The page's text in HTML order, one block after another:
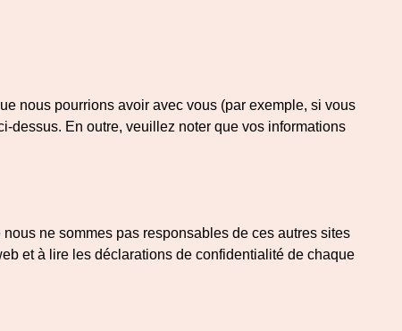
nous pourrions avoir avec vous (par exemple, si vous
dessus. En outre, veuillez noter que vos informations
ne sommes pas responsables de ces autres sites
et à lire les déclarations de confidentialité de chaque